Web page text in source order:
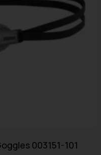
003151-101